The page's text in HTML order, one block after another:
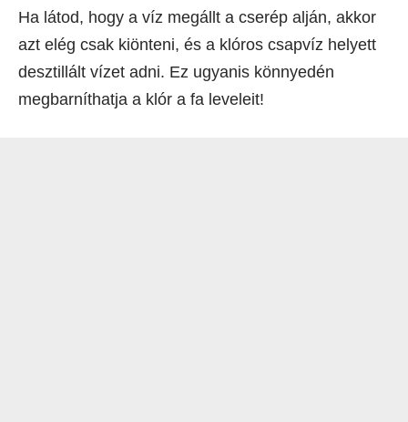
Ha látod, hogy a víz megállt a cserép alján, akkor
azt elég csak kiönteni, és a klóros csapvíz helyett
desztillált vízet adni. Ez ugyanis könnyedén
megbarníthatja a klór a fa leveleit!